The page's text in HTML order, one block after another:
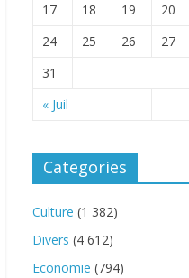
« Juil
17
18 19 20
24
25 26 27
31
Categories
Culture (1 382)
Divers (4 612)
Economie (794)